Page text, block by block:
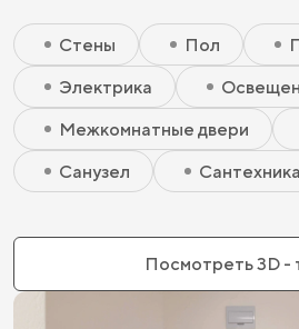
Скрытый элемент 2 - Чистовая
Скрытый элемент 1 - Чистовая
Стены
Пол
Электрика
Межкомнатные двери
Санузел
Сантехника
Посмотреть 3D -